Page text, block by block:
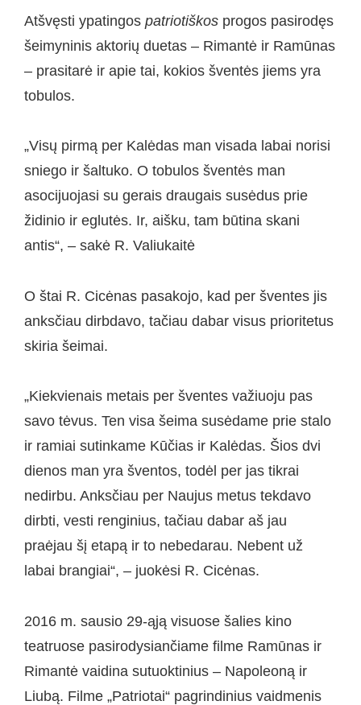
Atšvęsti ypatingos patriotiškos progos pasirodęs
šeimyninis aktorių duetas – Rimantė ir Ramūnas
– prasitarė ir apie tai, kokios šventės jiems yra
tobulos.
„Visų pirmą per Kalėdas man visada labai norisi
sniego ir šaltuko. O tobulos šventės man
asocijuojasi su gerais draugais susėdus prie
židinio ir eglutės. Ir, aišku, tam būtina skani
antis“, – sakė R. Valiukaitė
O štai R. Cicėnas pasakojo, kad per šventes jis
anksčiau dirbdavo, tačiau dabar visus prioritetus
skiria šeimai.
„Kiekvienais metais per šventes važiuoju pas
savo tėvus. Ten visa šeima susėdame prie stalo
ir ramiai sutinkame Kūčias ir Kalėdas. Šios dvi
dienos man yra šventos, todėl per jas tikrai
nedirbu. Anksčiau per Naujus metus tekdavo
dirbti, vesti renginius, tačiau dabar aš jau
praėjau šį etapą ir to nebedarau. Nebent už
labai brangiai“, – juokėsi R. Cicėnas.
2016 m. sausio 29-ąją visuose šalies kino
teatruose pasirodysiančiame filme Ramūnas ir
Rimantė vaidina sutuoktinius – Napoleoną ir
Liubą. Filme „Patriotai“ pagrindinius vaidmenis